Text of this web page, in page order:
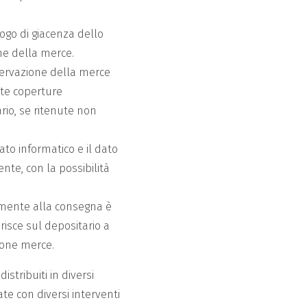
di giacenza dello
della merce.
della merce
coperture
se ritenute non
informatico e il dato
con la possibilità
alla consegna è
sul depositario a
merce.
in diversi
con diversi interventi